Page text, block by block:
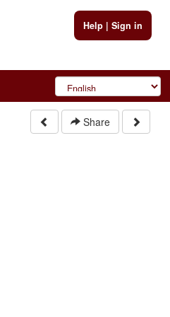
Help| Sign in
Share